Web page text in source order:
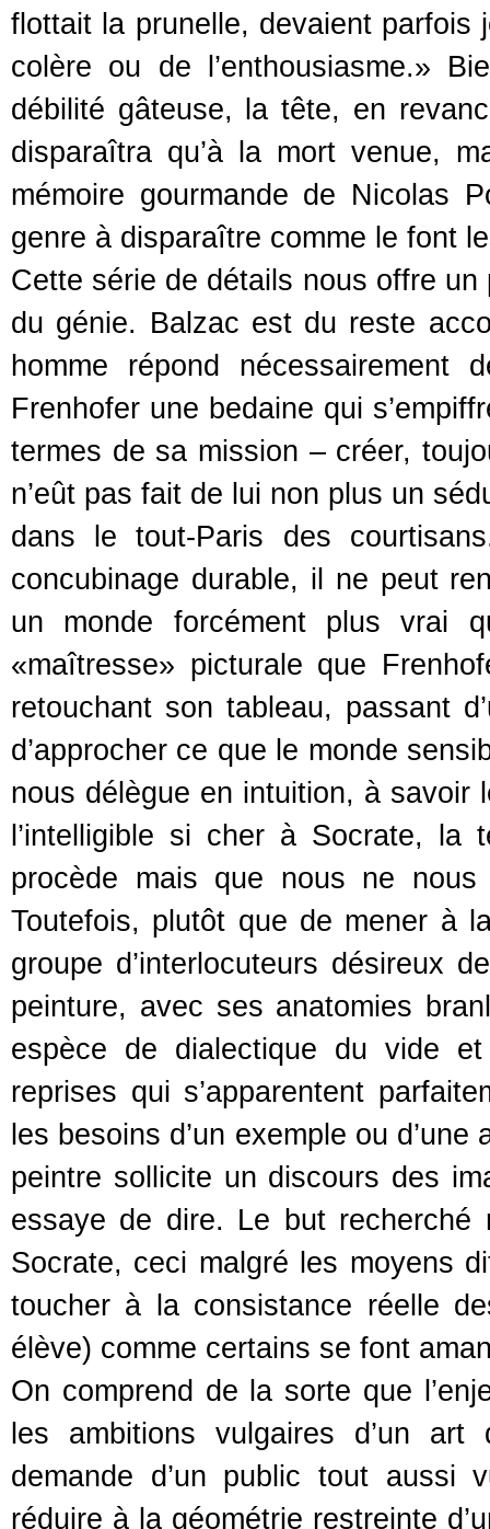
flottait la prunelle, devaient parfois
colère ou de l’enthousiasme.»
débilité gâteuse, la tête, en
disparaîtra qu’à la mort venue,
mémoire gourmande de Nicolas
genre à disparaître comme le font
Cette série de détails nous offre
du génie. Balzac est du reste
homme répond
Frenhofer une bedaine qui
termes de sa mission – créer,
n’eût pas fait de lui non plus un
dans le tout-Paris des
concubinage durable, il ne peut
un monde forcément plus vrai
«maîtresse» picturale que
retouchant son tableau, passant
d’approcher ce que le monde
nous délègue en intuition, à savoir
l’intelligible si cher à Socrate, la
procède mais que nous ne
Toutefois, plutôt que de mener à
groupe d’interlocuteurs désireux
peinture, avec ses anatomies
espèce de dialectique du vide
reprises qui s’apparentent
les besoins d’un exemple ou
peintre sollicite un discours des
essaye de dire. Le but
Socrate, ceci malgré les moyens
toucher à la consistance réelle
élève) comme certains se font
On comprend de la sorte que
les ambitions vulgaires d’un
demande d’un public tout aussi
réduire à la géométrie restreinte